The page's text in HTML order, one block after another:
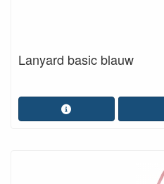
Lanyard basic blauw